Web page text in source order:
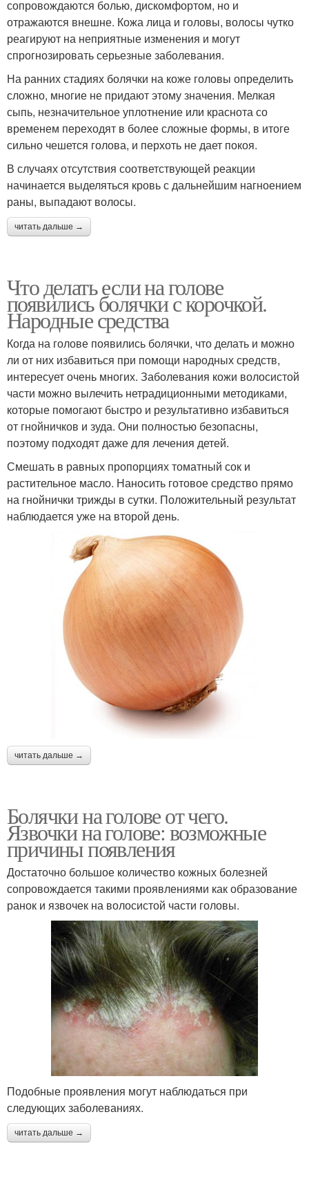
сопровождаются болью, дискомфортом, но и
отражаются внешне. Кожа лица и головы, волосы чутко
реагируют на неприятные изменения и могут
спрогнозировать серьезные заболевания.
На ранних стадиях болячки на коже головы определить
сложно, многие не придают этому значения. Мелкая
сыпь, незначительное уплотнение или краснота со
временем переходят в более сложные формы, в итоге
сильно чешется голова, и перхоть не дает покоя.
В случаях отсутствия соответствующей реакции
начинается выделяться кровь с дальнейшим нагноением
раны, выпадают волосы.
читать дальше →
Что делать если на голове
появились болячки с корочкой.
Народные средства
Когда на голове появились болячки, что делать и можно
ли от них избавиться при помощи народных средств,
интересует очень многих. Заболевания кожи волосистой
части можно вылечить нетрадиционными методиками,
которые помогают быстро и результативно избавиться
от гнойничков и зуда. Они полностью безопасны,
поэтому подходят даже для лечения детей.
Смешать в равных пропорциях томатный сок и
растительное масло. Наносить готовое средство прямо
на гнойнички трижды в сутки. Положительный результат
наблюдается уже на второй день.
читать дальше →
Болячки на голове от чего.
Язвочки на голове: возможные
причины появления
Достаточно большое количество кожных болезней
сопровождается такими проявлениями как образование
ранок и язвочек на волосистой части головы.
Подобные проявления могут наблюдаться при
следующих заболеваниях.
читать дальше →